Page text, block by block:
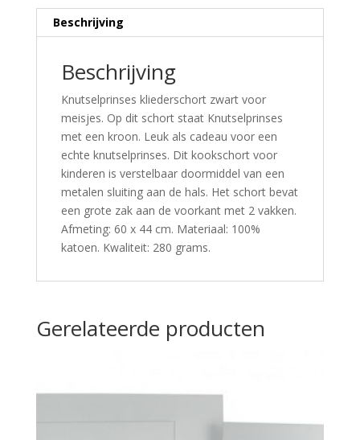
Beschrijving
Beschrijving
Knutselprinses kliederschort zwart voor
meisjes. Op dit schort staat Knutselprinses
met een kroon. Leuk als cadeau voor een
echte knutselprinses. Dit kookschort voor
kinderen is verstelbaar doormiddel van een
metalen sluiting aan de hals. Het schort bevat
een grote zak aan de voorkant met 2 vakken.
Afmeting: 60 x 44 cm. Materiaal: 100%
katoen. Kwaliteit: 280 grams.
Gerelateerde producten